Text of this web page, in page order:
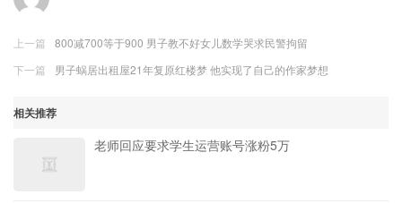
上一篇
800减700等于900 男子教不好女儿数学哭求民警拘留
下一篇
男子蜗居出租屋21年复原红楼梦 他实现了自己的作家梦想
相关推荐
老师回应要求学生运营账号涨粉5万